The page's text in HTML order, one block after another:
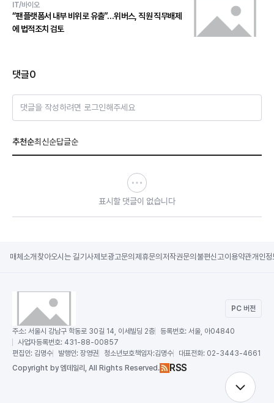
IT/바이오
“팬플랫폼서 내부 비위로 유출”…위버스, 직원 직무배제
에 법적조치 검토
댓글0
댓글을 작성하려면 로그인해주세요
추천순최신순답글순
표시할 댓글이 없습니다
매체소개 찾아오시는 길기사제보광고문의 제휴문의 저작권문의 불편신고이용약관개인정
PC 버전
주소: 서울시 강남구 학동로 30길 14, 이세빌딩 2층 등록번호: 서울, 아04840
사업자등록번호: 431-88-00857
편집인: 김명수 발행인: 장영권 청소년보호책임자:김명수 대표전화: 02-3443-4661
Copyright by 엠데일리, All Rights Reserved. RSS